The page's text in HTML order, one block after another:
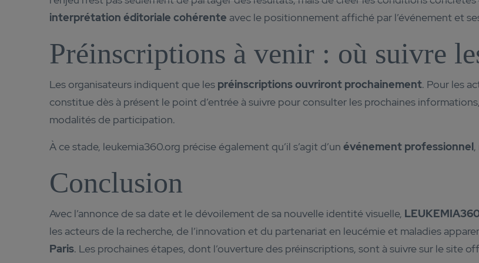
interprétation éditoriale cohérente avec le positionnement affiché par l’événement et
Préinscriptions à venir : où suivre
Les organisateurs indiquent que les préinscriptions ouvriront prochainement. Pour les
constitue dès à présent le point d’entrée à suivre pour consulter les prochaines
modalités de participation.
À ce stade, leukemia360.org précise également qu’il s’agit d’un événement professionnel
Conclusion
Avec l’annonce de sa date et le dévoilement de sa nouvelle identité visuelle,
les acteurs de la recherche, de l’innovation et du partenariat en leucémie et maladies
Paris. Les prochaines étapes, dont l’ouverture des préinscriptions, sont à suivre sur le site